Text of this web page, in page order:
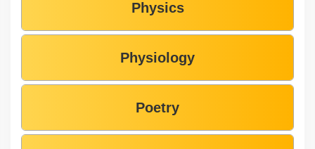
Physics
Physiology
Poetry